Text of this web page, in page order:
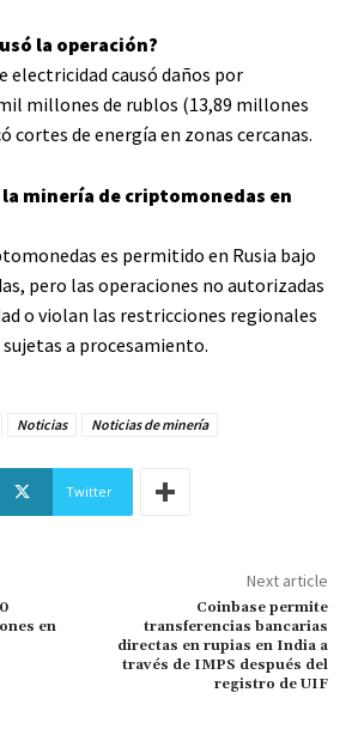
la operación?
electricidad causó daños por
millones de rublos (13,89 millones
cortes de energía en zonas cercanas.
minería de criptomonedas en
es permitido en Rusia bajo
pero las operaciones no autorizadas
o violan las restricciones regionales
a procesamiento.
Noticias Noticias de minería
Twitter
en
Next article
Coinbase permite
transferencias bancarias
directas en rupias en India a
través de IMPS después del
registro de UIF